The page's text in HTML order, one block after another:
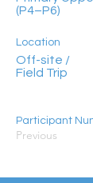
(P4–P6)
Location
Off-site /
Field Trip
Participant
<30
Previous